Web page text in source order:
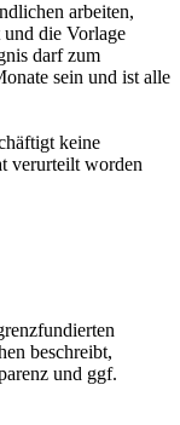
arbeiten,
die Vorlage
darf zum
sein und ist alle
keine
verurteilt worden
beschreibt,
und ggf.